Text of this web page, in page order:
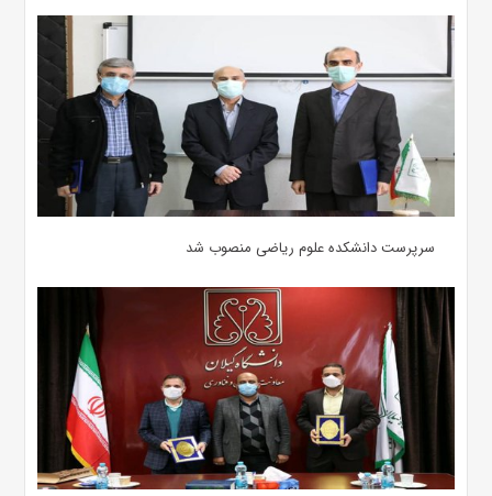
سرپرست دانشکده علوم ریاضی منصوب شد